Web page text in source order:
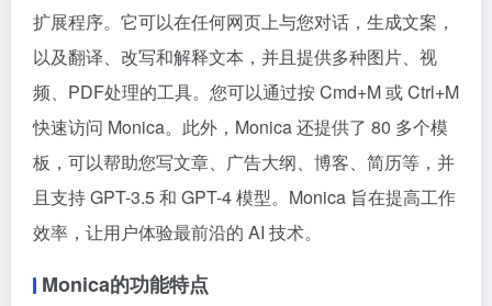
扩展程序。它可以在任何网页上与您对话，生成文案，
以及翻译、改写和解释文本， 并且提供多种图片、视
频、PDF处理的工具。 您可以通过按 Cmd+M 或 Ctrl+M
快速访问 Monica。此外，Monica 还提供了 80 多个模
板，可以帮助您写文章、广告大纲、博客、简历等，并
且支持 GPT-3.5 和 GPT-4 模型。Monica 旨在提高工作
效率，让用户体验最前沿的 AI 技术。
Monica的功能特点